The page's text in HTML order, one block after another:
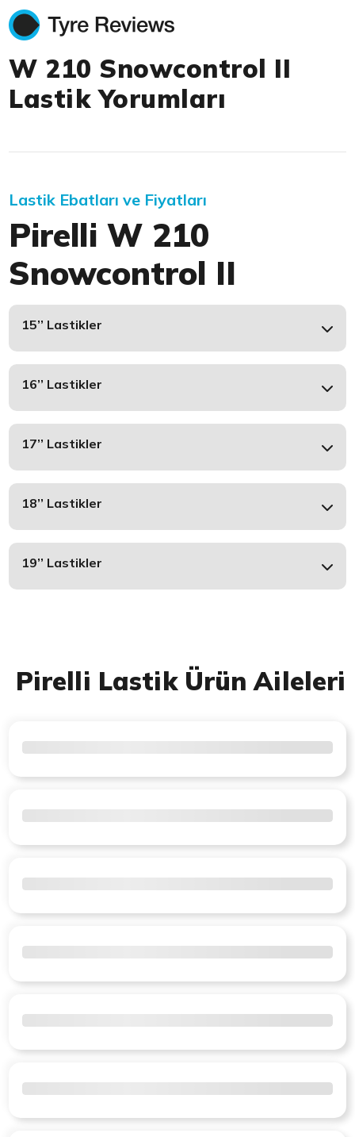
W 210 Snowcontrol II
Lastik Yorumları
Lastik Ebatları ve Fiyatları
Pirelli W 210
Snowcontrol II
15’’ Lastikler
16’’ Lastikler
17’’ Lastikler
18’’ Lastikler
19’’ Lastikler
Pirelli Lastik Ürün Aileleri